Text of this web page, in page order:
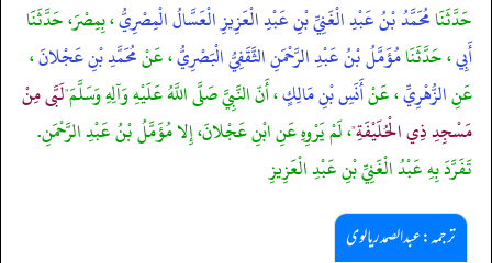
حَدَّثَنَامُحَمَّدُ بْنُ عَبْدِ الْغَنِيِّ بْنِ عَبْدِ الْعَزِيزِ الْعَسَّالُ الْمِصْرِيُّ، بِمِصْرَ، حَدَّثَنَا
أَبِي، حَدَّثَنَامُؤَمَّلُ بْنُ عَبْدِ الرَّحْمَنِ الثَّقَفِيُّ الْبَصْرِيُّ، عَنْمُحَمَّدِ بْنِ عَجْلانَ،
عَنِالزُّهْرِيِّ، عَنْأَنَسِ بْنِ مَالِكٍ، أَنّ النَّبِيَّ صَلَّى اللَّهُ عَلَيْهِ وَآلِهِ وَسَلَّمَ"لَبَّى مِنْ
مَسْجِدِ ذِي الْحُلَيْفَةِ"، لَمْ يَرْوِهِ عَنِ ابْنِ عَجْلانَ، إِلا مُؤَمَّلُ بْنُ عَبْدِ الرَّحْمَنِ.
تَفَرَّدَ بِهِ عَبْدُ الْغَنِيِّ بْنِ عَبْدِ الْعَزِيزِ
ترجمہ: عبدالصمد ریالوی